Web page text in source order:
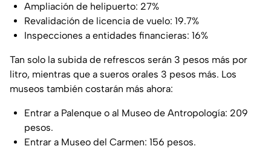
Ampliación de helipuerto: 27%
Revalidación de licencia de vuelo: 19.7%
Inspecciones a entidades financieras: 16%
Tan solo la subida de refrescos serán 3 pesos más por
litro, mientras que a sueros orales 3 pesos más. Los
museos también costarán más ahora:
Entrar a Palenque o al Museo de Antropología: 209
pesos.
Entrar a Museo del Carmen: 156 pesos.